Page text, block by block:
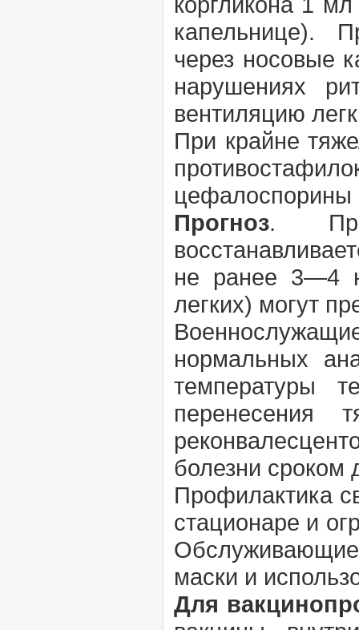
капельнице).
через носовые
нарушениях
вентиляцию
При крайне
цефалоспорины
Прогноз. При
не ранее 3—4
легких) могут
нормальных
температуры
перенесения
болезни сроком
Профилактика
стационаре и
маски и
Для